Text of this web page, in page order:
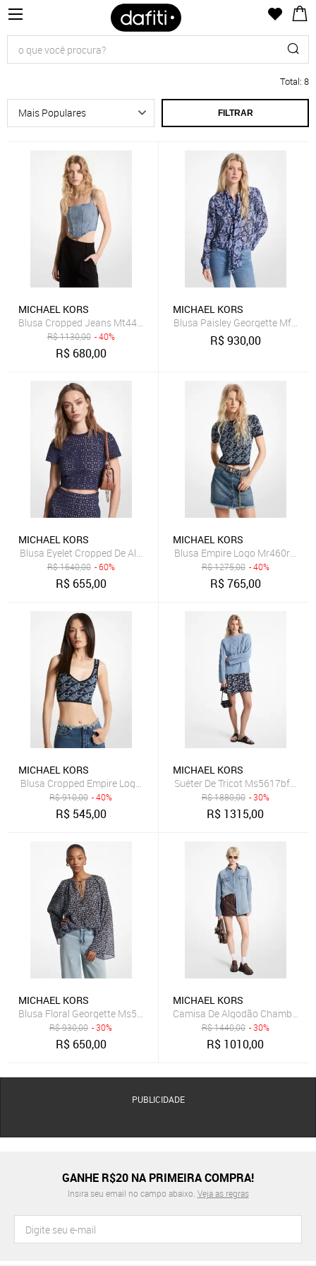
Total: 8
FILTRAR
MICHAEL KORS
Blusa Cropped Jeans Mt440ofeb1918
R$1130,00 - 40%
R$ 680,00
MICHAEL KORS
Blusa Paisley Georgette
R$930,00
MICHAEL KORS
Blusa Eyelet Cropped De Algodão Ms340hg8bk409
R$1640,00 - 60%
R$ 655,00
MICHAEL KORS
Blusa Empire Logo
R$1275,00 - 40%
R$765,00
MICHAEL KORS
Blusa Cropped Empire Logo Mr460u19z6409
R$910,00 - 40%
R$ 545,00
MICHAEL KORS
Suéter De Tricot
R$1880,00 - 30%
R$ 1315,00
MICHAEL KORS
Blusa Floral Georgette Ms540r0h81424
R$930,00 - 30%
R$ 650,00
MICHAEL KORS
Camisa De Algodão Chambray
R$1440,00 - 30%
R$ 1010,00
PUBLICIDADE
GANHE R$20 NA PRIMEIRA COMPRA!
Insira seu email no campo abaixo. Veja as regras